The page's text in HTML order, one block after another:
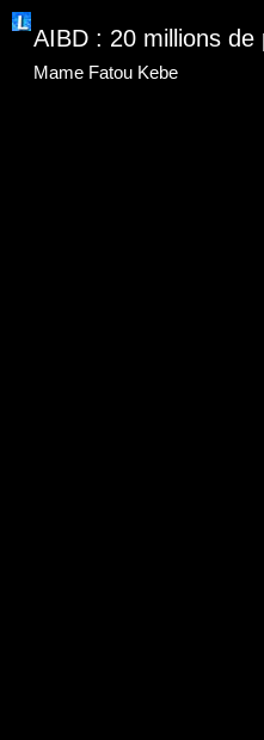
AIBD : 20 millions
Mame Fatou Kebe